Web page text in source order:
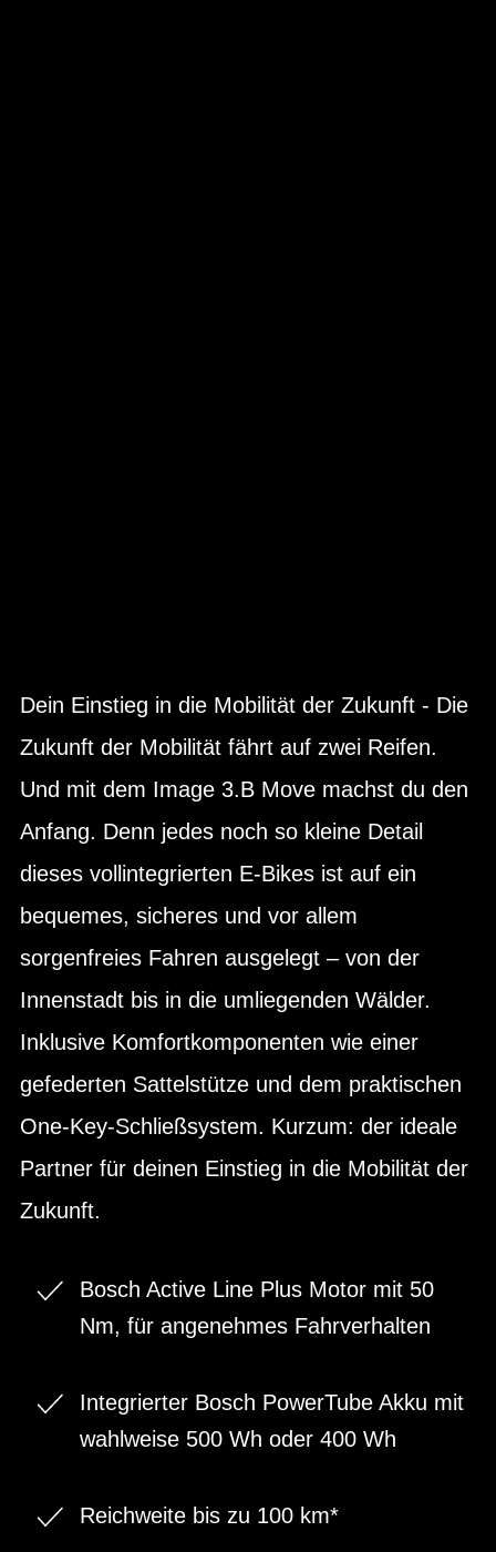
Dein Einstieg in die Mobilität der Zukunft - Die
Zukunft der Mobilität fährt auf zwei Reifen.
Und mit dem Image 3.B Move machst du den
Anfang. Denn jedes noch so kleine Detail
dieses vollintegrierten E-Bikes ist auf ein
bequemes, sicheres und vor allem
sorgenfreies Fahren ausgelegt – von der
Innenstadt bis in die umliegenden Wälder.
Inklusive Komfortkomponenten wie einer
gefederten Sattelstütze und dem praktischen
One-Key-Schließsystem. Kurzum: der ideale
Partner für deinen Einstieg in die Mobilität der
Zukunft.
Bosch Active Line Plus Motor mit 50
Nm, für angenehmes Fahrverhalten
Integrierter Bosch PowerTube Akku mit
wahlweise 500 Wh oder 400 Wh
Reichweite bis zu 100 km*